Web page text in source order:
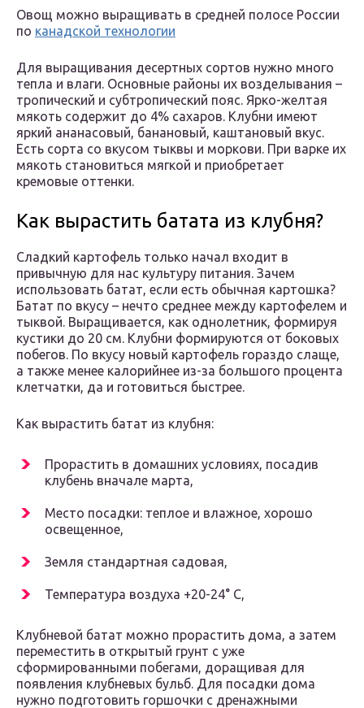
Овощ можно выращивать в средней полосе России
по канадской технологии
Для выращивания десертных сортов нужно много
тепла и влаги. Основные районы их возделывания –
тропический и субтропический пояс. Ярко-желтая
мякоть содержит до 4% сахаров. Клубни имеют
яркий ананасовый, банановый, каштановый вкус.
Есть сорта со вкусом тыквы и моркови. При варке их
мякоть становиться мягкой и приобретает
кремовые оттенки.
Как вырастить батата из клубня?
Сладкий картофель только начал входит в
привычную для нас культуру питания. Зачем
использовать батат, если есть обычная картошка?
Батат по вкусу – нечто среднее между картофелем и
тыквой. Выращивается, как однолетник, формируя
кустики до 20 см. Клубни формируются от боковых
побегов. По вкусу новый картофель гораздо слаще,
а также менее калорийнее из-за большого процента
клетчатки, да и готовиться быстрее.
Как вырастить батат из клубня:
Прорастить в домашних условиях, посадив
клубень вначале марта,
Место посадки: теплое и влажное, хорошо
освещенное,
Земля стандартная садовая,
Температура воздуха +20-24° С,
Клубневой батат можно прорастить дома, а затем
переместить в открытый грунт с уже
сформированными побегами, доращивая для
появления клубневых бульб. Для посадки дома
нужно подготовить горшочки с дренажными